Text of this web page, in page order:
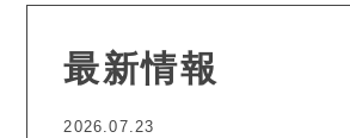
最新情報
2026.07.23